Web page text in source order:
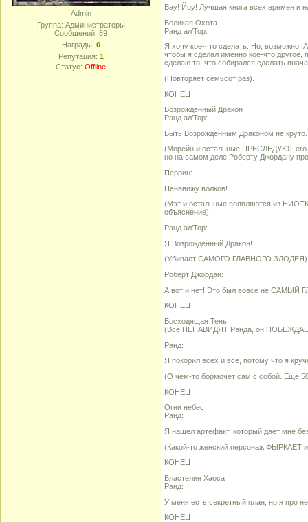
Admin
Группа: Администраторы
Сообщений: 59
Награды: 0
Репутация: 1
Статус: Offline
Вау! Йоу! Лучшая книга всех времен и
Великая Охота
Ранд ал’Тор:
Я хочу кое-что сделать. Но, возможно,
чтобы я сделал именно кое-что другое,
сделаю то, что собирался сделать
(Повторяет семьсот раз).
КОНЕЦ
Возрожденный Дракон
Ранд ал’Тор:
Быть Возрожденным Драконом не
(Морейн и остальные ПРЕСЛЕДУЮТ
но на самом деле Роберту Джордану
Перрин:
Ненавижу волков!
(Мэт и остальные появляются из
объяснение).
Ранд ал’Тор:
Я Возрожденный Дракон!
(Убивает САМОГО ГЛАВНОГО
Роберт Джордан:
А вот и нет! Это был вовсе не САМЫЙ
КОНЕЦ
Восходящая Тень
(Все НЕНАВИДЯТ Ранда, он
Ранд:
Я покорил всех и все, потому что я
(О чем-то бормочет сам с собой. Еще
КОНЕЦ
Огни небес
Ранд:
Я нашел артефакт, который дает мне
(Какой-то женский персонаж ФЫРКАЕТ
КОНЕЦ
Властелин Хаоса
Ранд:
У меня есть секретный план, но я про
КОНЕЦ